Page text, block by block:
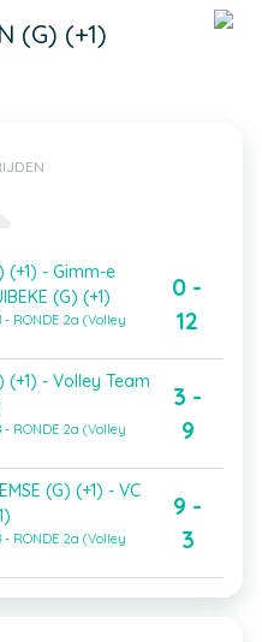
(G) (+1)
(+1) - Gimm-e
(G) (+1)
- RONDE 2a (Volley
0 -
12
(+1) - Volley Team
- RONDE 2a (Volley
3 -
9
(G) (+1) - VC
- RONDE 2a (Volley
9 -
3